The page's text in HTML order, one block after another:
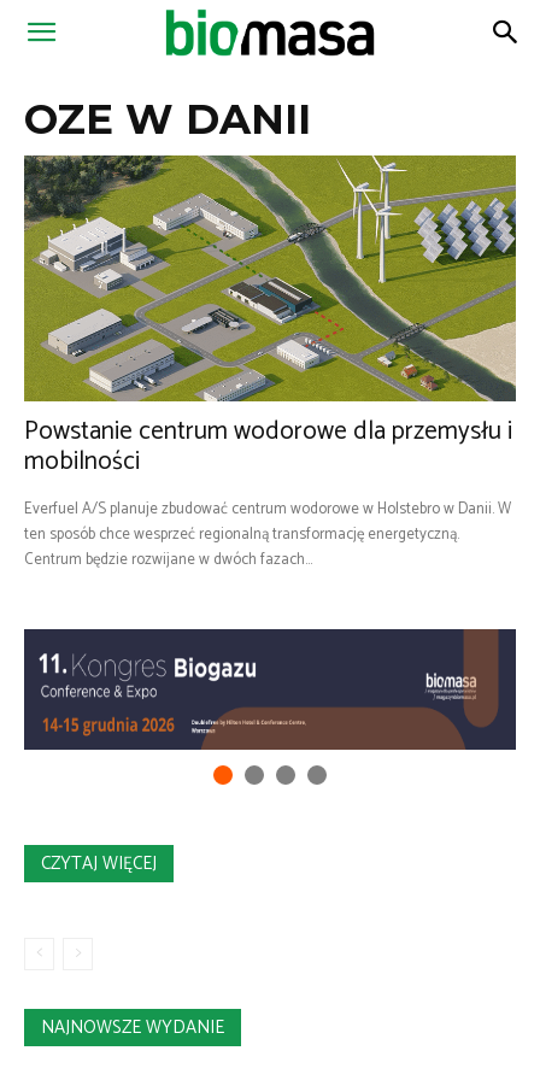
Magazyn
OZE W DANII
Powstanie centrum wodorowe dla przemysłu i
mobilności
Everfuel A/S planuje zbudować centrum wodorowe w Holstebro w Danii. W
ten sposób chce wesprzeć regionalną transformację energetyczną.
Centrum będzie rozwijane w dwóch fazach...
CZYTAJ WIĘCEJ
NAJNOWSZE WYDANIE